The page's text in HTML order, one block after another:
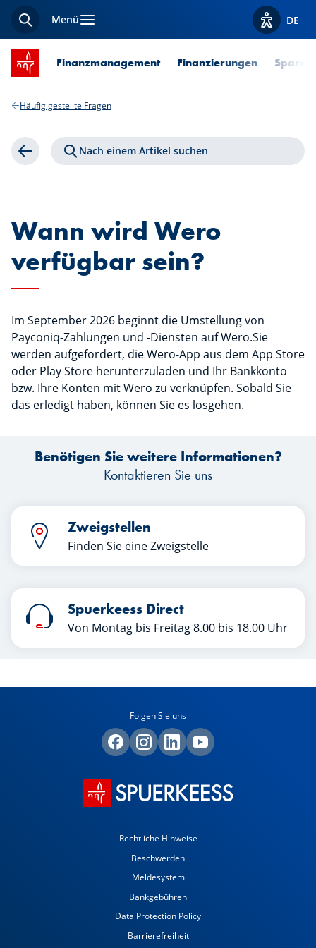
SucheMenü Optionen
DE
Startseite SPUERKEESS
Finanzmanagement Finanzierungen Sparen
Häufig gestellte Fragen
Zurück Nach einem Artikel suchen
Wann wird Wero
verfügbar sein?
Im September 2026 beginnt die Umstellung von
Payconiq-Zahlungen und -Diensten auf Wero.Sie
werden aufgefordert, die Wero-App aus dem App Store
oder Play Store herunterzuladen und Ihr Bankkonto
bzw. Ihre Konten mit Wero zu verknüpfen. Sobald Sie
das erledigt haben, können Sie es losgehen.
Benötigen Sie weitere Informationen?
Kontaktieren Sie uns
Zweigstellen
Finden Sie eine Zweigstelle
Spuerkeess Direct
Von Montag bis Freitag 8.00 bis 18.00 Uhr
Folgen Sie uns
Rechtliche Hinweise
Beschwerden
Meldesystem
Bankgebühren
Data Protection Policy
Barrierefreiheit